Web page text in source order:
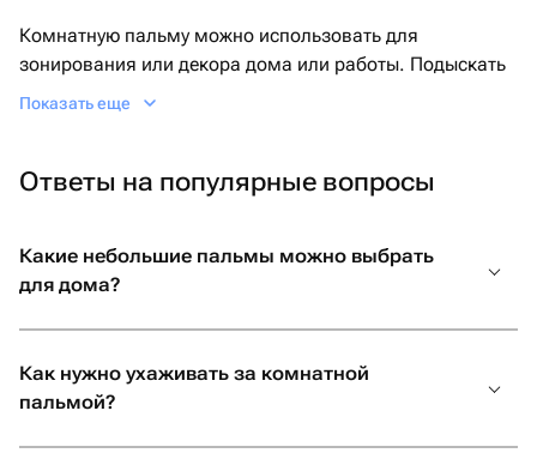
Комнатную пальму можно использовать для
зонирования или декора дома или работы. Подыскать
подходящее растение удобно на сайте Флаувау. Если
горшке
Это необычное комнатное растение пользуется
огромным успехом у дизайнеров. Естественное
экзотики — все это одна только домашняя пальма.
Купить такое растение просто, на уход не придется
Показать еще
Ответы на популярные вопросы
Какие небольшие пальмы можно выбрать
для дома?
Как нужно ухаживать за комнатной
пальмой?